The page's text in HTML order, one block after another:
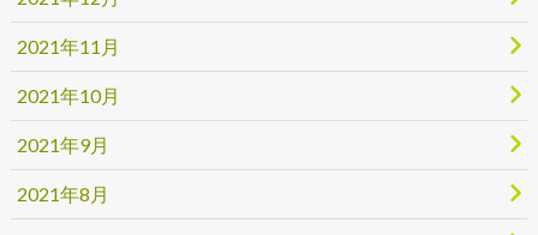
2021年11月
2021年10月
2021年9月
2021年8月